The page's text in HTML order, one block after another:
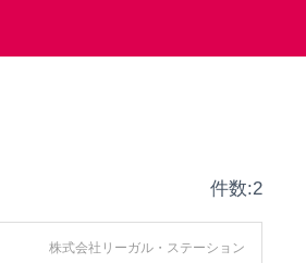
件数:2
株式会社リーガル・ステーション